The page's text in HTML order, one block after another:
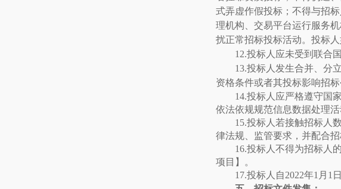
式弄虚作假投标；不得与招
理机构、交易平台运行服务
扰正常招标投标活动。投标
12.投标人应未受到联合
13.投标人发生合并、分
资格条件或者其投标影响招
14.投标人应严格遵守国
依法依规规范信息数据处理
15.投标人若接触招标人
律法规、监管要求，并配合
16.投标人不得为招标人
项目】。
17.投标人自2022年1月1